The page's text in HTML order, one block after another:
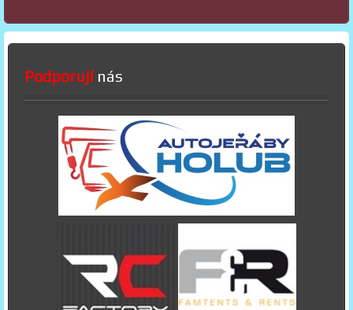
Podporujínás